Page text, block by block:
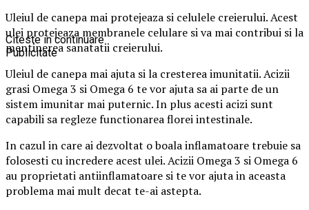
Uleiul de canepa mai protejeaza si celulele creierului. Acest
ulei protejeaza membranele celulare si va mai contribui si la
mentinerea sanatatii creierului.
Uleiul de canepa mai ajuta si la cresterea imunitatii. Acizii
grasi Omega 3 si Omega 6 te vor ajuta sa ai parte de un
sistem imunitar mai puternic. In plus acesti acizi sunt
capabili sa regleze functionarea florei intestinale.
In cazul in care ai dezvoltat o boala inflamatoare trebuie sa
folosesti cu incredere acest ulei. Acizii Omega 3 si Omega 6
au proprietati antiinflamatoare si te vor ajuta in aceasta
problema mai mult decat te-ai astepta.
Citeste in continuare
Publicitate